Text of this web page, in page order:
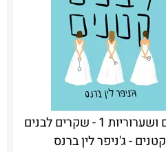
שקרים ושערוריות 1 - שקרים לבנים
קטנים - ג'ניפר לין ברנס